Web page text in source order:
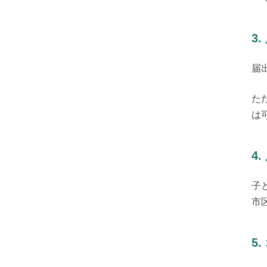
3.
届
た
は
4.
子
市
5.